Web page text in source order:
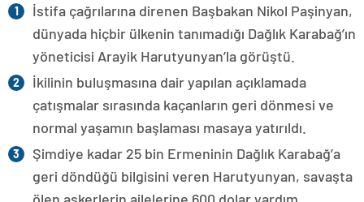
İstifa çağrılarına direnen Başbakan Nikol Paşinyan,
dünyada hiçbir ülkenin tanımadığı Dağlık Karabağ’ın
yöneticisi Arayik Harutyunyan’la görüştü.
İkilinin buluşmasına dair yapılan açıklamada
çatışmalar sırasında kaçanların geri dönmesi ve
normal yaşamın başlaması masaya yatırıldı.
Şimdiye kadar 25 bin Ermeninin Dağlık Karabağ’a
geri döndüğü bilgisini veren Harutyunyan, savaşta